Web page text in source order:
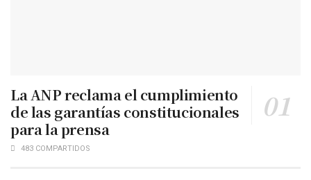
La ANP reclama el cumplimiento
de las garantías constitucionales
para la prensa
483 COMPARTIDOS